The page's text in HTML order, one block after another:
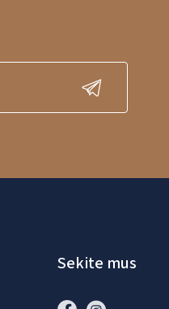
Sekite mus